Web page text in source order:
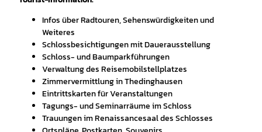
Infos über Radtouren, Sehenswürdigkeiten und
Weiteres
Schlossbesichtigungen mit Dauerausstellung
Schloss- und Baumparkführungen
Verwaltung des Reisemobilstellplatzes
Zimmervermittlung in Thedinghausen
Eintrittskarten für Veranstaltungen
Tagungs- und Seminarräume im Schloss
Trauungen im Renaissancesaal des Schlosses